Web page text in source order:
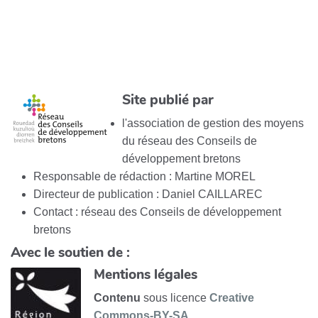
Site publié par
l'association de gestion des moyens
du réseau des Conseils de
développement bretons
Responsable de rédaction : Martine MOREL
Directeur de publication : Daniel CAILLAREC
Contact : réseau des Conseils de développement
bretons
Avec le soutien de :
Mentions légales
Contenu sous licence Creative